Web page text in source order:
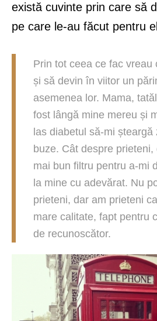
există cuvinte prin care să
pe care le-au făcut pentru
Prin tot ceea ce fac vreau
și să devin în viitor un
asemenea lor. Mama,
fost lângă mine mereu și
las diabetul să-mi
buze. Cât despre prieteni,
mai bun filtru pentru a-mi
la mine cu adevărat. Nu
prieteni, dar am prieteni
mare calitate, fapt pentru
de recunoscător.